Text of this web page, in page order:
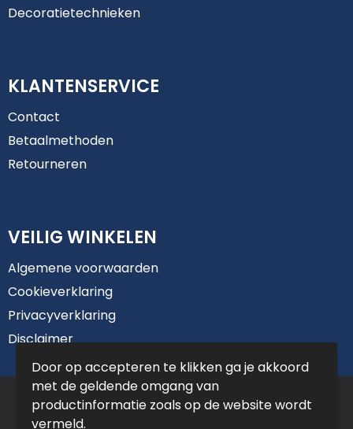
Decoratietechnieken
KLANTENSERVICE
Contact
Betaalmethoden
Retourneren
VEILIG WINKELEN
Algemene voorwaarden
Cookieverklaring
Privacyverklaring
Disclaimer
© Copyright De Jong Reclame 2025
Door op accepteren te klikken ga je akkoord
met de geldende omgang van
productinformatie zoals op de website wordt
vermeld.